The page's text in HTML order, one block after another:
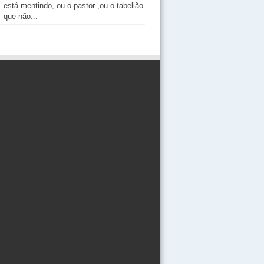
está mentindo, ou o pastor ,ou o tabelião
que não...